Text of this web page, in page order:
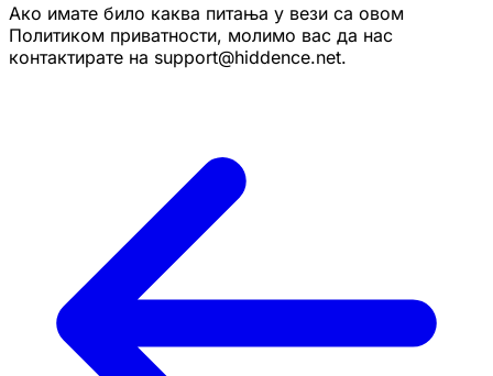
Ако имате било каква питања у вези са овом
Политиком приватности, молимо вас да нас
контактирате на support@hiddence.net.